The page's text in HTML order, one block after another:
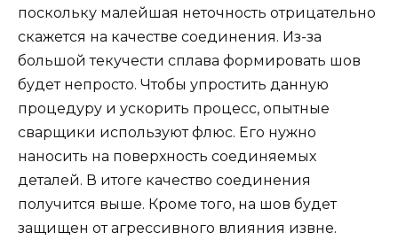
поскольку малейшая неточность отрицательно
скажется на качестве соединения. Из-за
большой текучести сплава формировать шов
будет непросто. Чтобы упростить данную
процедуру и ускорить процесс, опытные
сварщики используют флюс. Его нужно
наносить на поверхность соединяемых
деталей. В итоге качество соединения
получится выше. Кроме того, на шов будет
защищен от агрессивного влияния извне.